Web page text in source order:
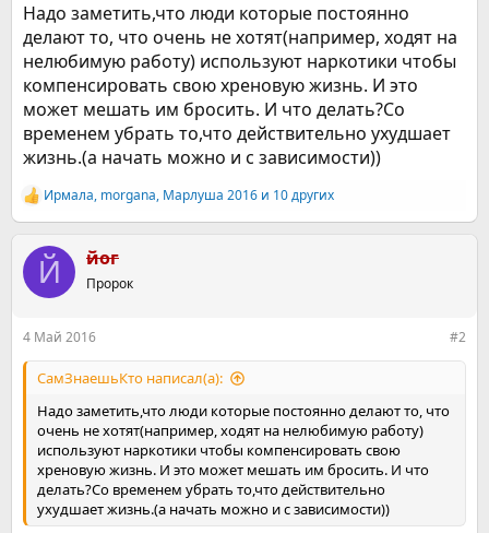
Надо заметить,что люди которые постоянно
делают то, что очень не хотят(например, ходят на
нелюбимую работу) используют наркотики чтобы
компенсировать свою хреновую жизнь. И это
может мешать им бросить. И что делать?Со
временем убрать то,что действительно ухудшает
жизнь.(а начать можно и с зависимости))
Р
е
к
ц
и
Ирмала, morgana, Марлуша 2016 и 10 других
Й йог
Пророк
4 Май 2016 #2
СамЗнаешьКто написал(а):
Надо заметить,что люди которые постоянно делают то, что
очень не хотят(например, ходят на нелюбимую работу)
используют наркотики чтобы компенсировать свою
хреновую жизнь. И это может мешать им бросить. И что
делать?Со временем убрать то,что действительно
ухудшает жизнь.(а начать можно и с зависимости))